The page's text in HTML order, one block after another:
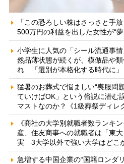
「この恐ろしい株はさっさと手
500万円の利益を出した女性が“
小学生に人気の「シール流通事
然品薄状態が続くが、模倣品や
れ 「選別が本格化する時代に」
猛暑のお葬式で悩ましい“喪服
ていけばOK」という俗説に潜む
マストなのか？《1級葬祭ディレ
《商社の大学別就職者数ランキ
産、住友商事への就職者は「東
実 3大学以外で強い大学はどこ
急増する中国企業の“国籍ロンダ